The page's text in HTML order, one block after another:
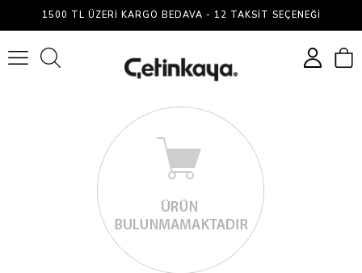
1500 TL ÜZERI KARGO BEDAVA - 12 TAKSIT SEÇENEĞI
Çetin
Kaya